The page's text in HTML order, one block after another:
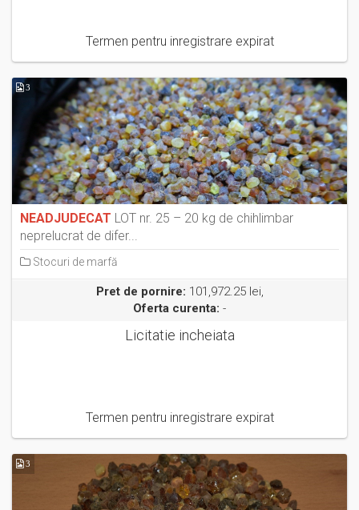
Termen pentru inregistrare expirat
3
NEADJUDECAT LOT nr. 25 – 20 kg de chihlimbar
neprelucrat de difer...
Stocuri de marfă
Pret de pornire: 101,972.25 lei,
Oferta curenta: -
Licitatie incheiata
Termen pentru inregistrare expirat
3